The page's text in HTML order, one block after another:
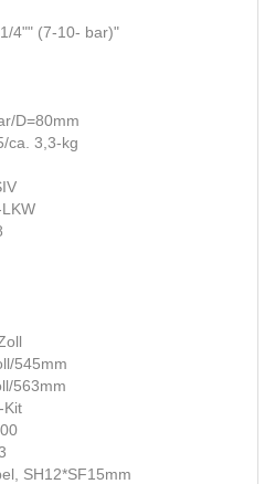
4"" (7-10- bar)"
D=80mm
ca. 3,3-kg
545mm
563mm
Kit
SH12*SF15mm